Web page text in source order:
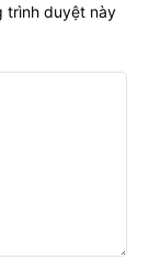
trình duyệt này